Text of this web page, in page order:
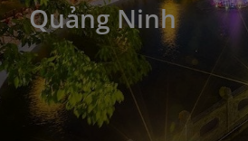
Quảng Ninh